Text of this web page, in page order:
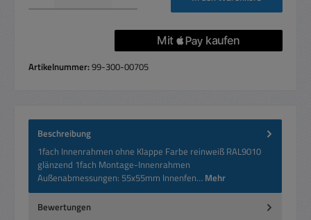
Artikelnummer:99-300-00705
Beschreibung
1fach Innenrahmen ohne Klappe Farbe reinweiß RAL9010
glänzend 1fach Montage-Innenrahmen
Außenabmessungen: 55x55mm Innenfen… Mehr
Bewertungen